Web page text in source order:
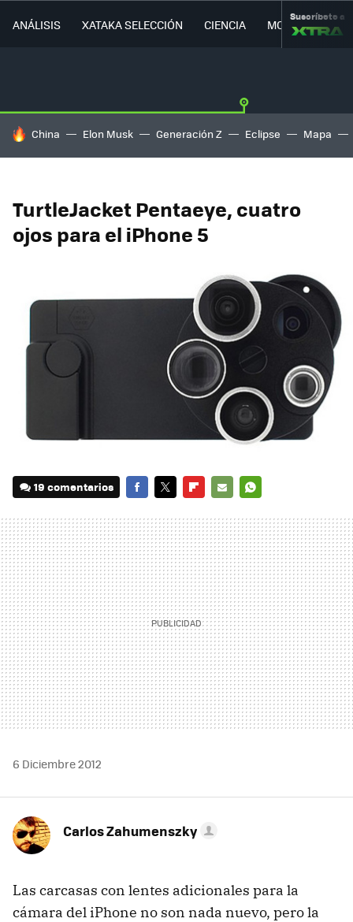
ANÁLISIS XATAKA SELECCIÓN CIENCIA MOVILIDAD
Suscríbete a
HOY SE HABLA DE
China Elon Musk Generación Z Eclipse Mapa
TurtleJacket Pentaeye, cuatro
ojos para el iPhone 5
19 comentarios
MAIL
6 Diciembre 2012
Carlos Zahumenszky
Las carcasas con lentes adicionales para la
cámara del iPhone no son nada nuevo, pero la